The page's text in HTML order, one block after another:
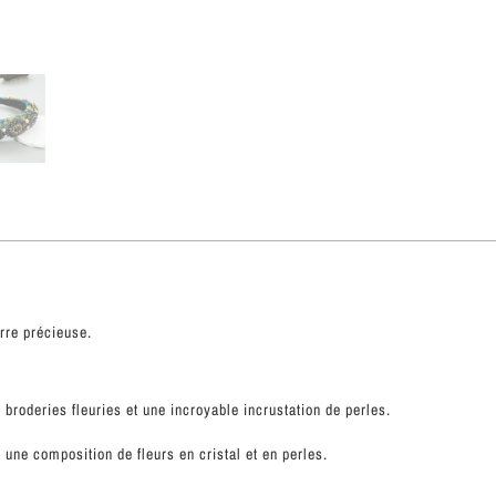
précieuse.
fleuries et une incroyable incrustation de perles.
composition de fleurs en cristal et en perles.